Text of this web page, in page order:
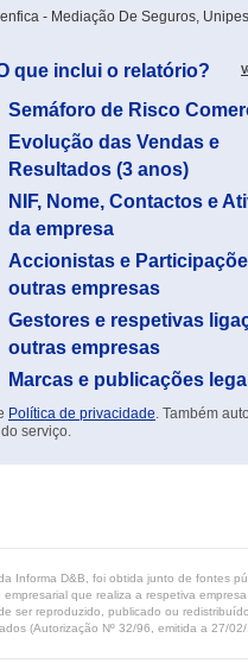
- Mediação De Seguros,
que inclui o relatório?
Semáforo de Risco
Evolução das Vendas e
Resultados (3 anos)
NIF, Nome, Contactos e
da empresa
Accionistas e
outras empresas
Gestores e respetivas
outras empresas
Marcas e publicações
Política de privacidade. Também
serviço.
Informa D&B, foi obtida junto de fontes
que realiza a respetiva
ser reproduzido, publicado ou
(Autorização Nº 32/96, emitida a 27/02/